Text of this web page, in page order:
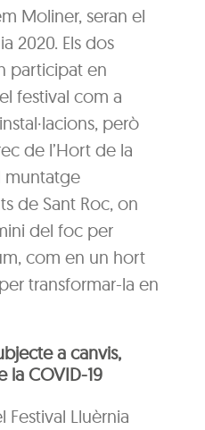
Moliner, seran el
2020. Els dos
participat en
festival com a
però
de l’Hort de la
muntatge
de Sant Roc, on
del foc per
com en un hort
transformar-la en
a canvis,
la COVID-19
Festival Lluèrnia